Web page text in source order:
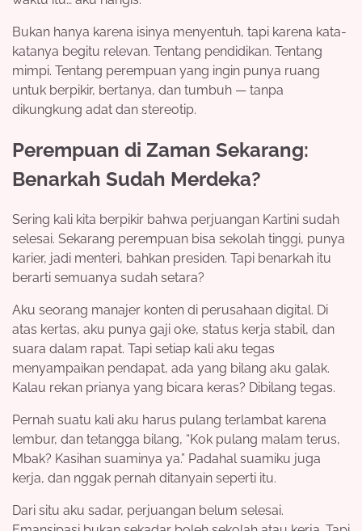
Bukan hanya karena isinya menyentuh, tapi karena kata-
katanya begitu relevan. Tentang pendidikan. Tentang
mimpi. Tentang perempuan yang ingin punya ruang
untuk berpikir, bertanya, dan tumbuh — tanpa
dikungkung adat dan stereotip.
Perempuan di Zaman Sekarang:
Benarkah Sudah Merdeka?
Sering kali kita berpikir bahwa perjuangan Kartini sudah
selesai. Sekarang perempuan bisa sekolah tinggi, punya
karier, jadi menteri, bahkan presiden. Tapi benarkah itu
berarti semuanya sudah setara?
Aku seorang manajer konten di perusahaan digital. Di
atas kertas, aku punya gaji oke, status kerja stabil, dan
suara dalam rapat. Tapi setiap kali aku tegas
menyampaikan pendapat, ada yang bilang aku galak.
Kalau rekan prianya yang bicara keras? Dibilang tegas.
Pernah suatu kali aku harus pulang terlambat karena
lembur, dan tetangga bilang, “Kok pulang malam terus,
Mbak? Kasihan suaminya ya.” Padahal suamiku juga
kerja, dan nggak pernah ditanyain seperti itu.
Dari situ aku sadar, perjuangan belum selesai.